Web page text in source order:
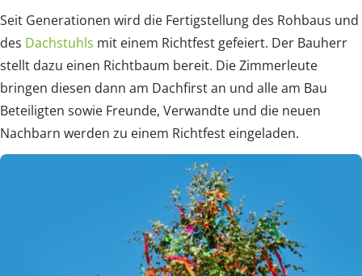
Seit Generationen wird die Fertigstellung des Rohbaus und
des Dachstuhls mit einem Richtfest gefeiert. Der Bauherr
stellt dazu einen Richtbaum bereit. Die Zimmerleute
bringen diesen dann am Dachfirst an und alle am Bau
Beteiligten sowie Freunde, Verwandte und die neuen
Nachbarn werden zu einem Richtfest eingeladen.